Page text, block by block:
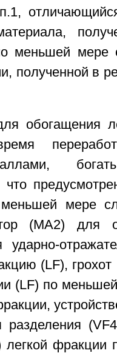
меньшей мере
полученной в
обогащения
мере
(МА2) для
(LF), грохот
(LF) по
разделения
легкой